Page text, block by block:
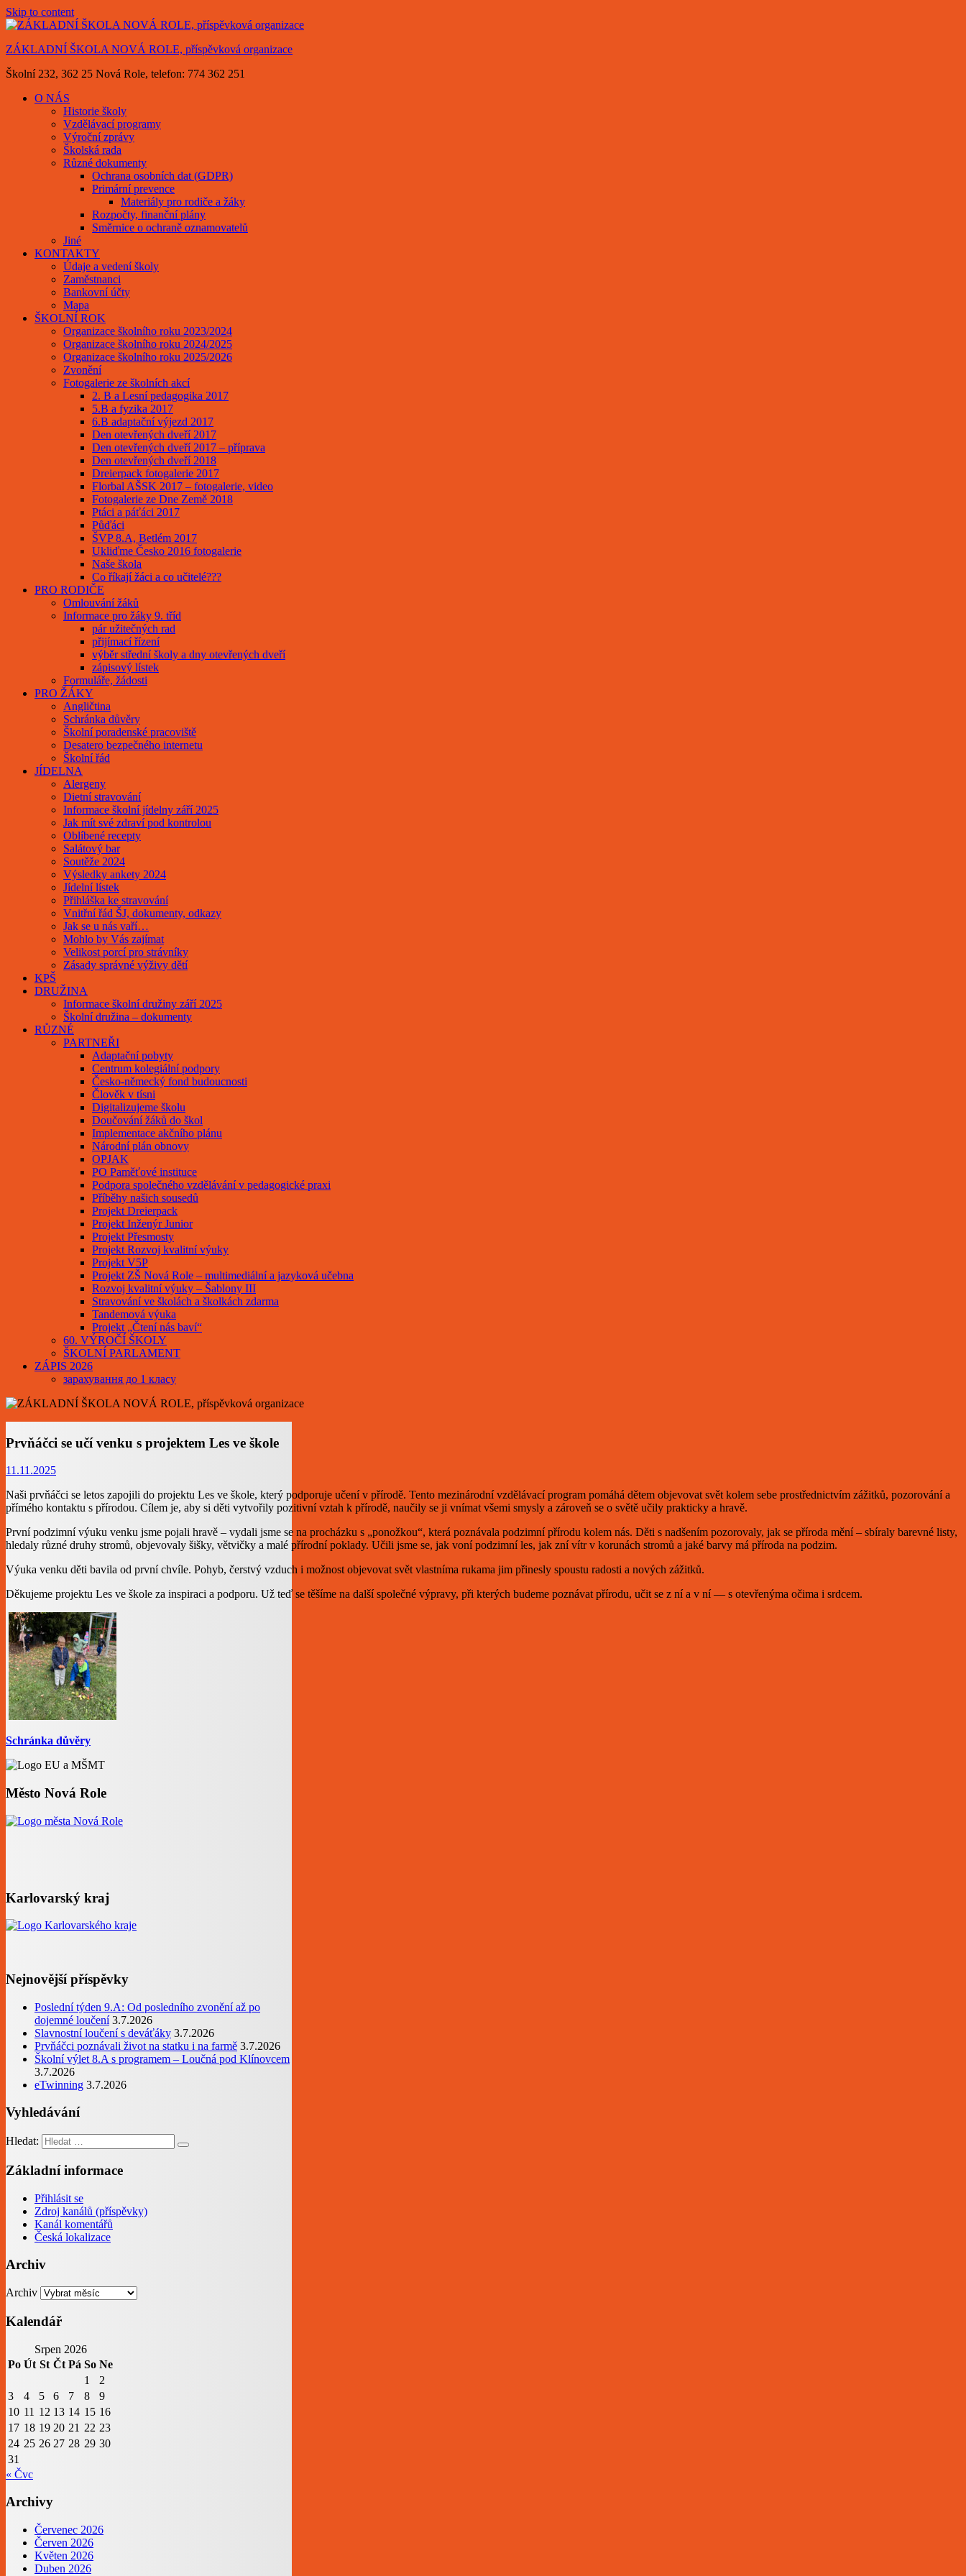
Skip to content
ZÁKLADNÍ ŠKOLA NOVÁ ROLE, příspěvková organizace
Školní 232, 362 25 Nová Role, telefon: 774 362 251
O NÁS
Historie školy
Vzdělávací programy
Výroční zprávy
Školská rada
Různé dokumenty
Ochrana osobních dat (GDPR)
Primární prevence
Materiály pro rodiče a žáky
Rozpočty, finanční plány
Směrnice o ochraně oznamovatelů
Jiné
KONTAKTY
Údaje a vedení školy
Zaměstnanci
Bankovní účty
Mapa
ŠKOLNÍ ROK
Organizace školního roku 2023/2024
Organizace školního roku 2024/2025
Organizace školního roku 2025/2026
Zvonění
Fotogalerie ze školních akcí
2. B a Lesní pedagogika 2017
5.B a fyzika 2017
6.B adaptační výjezd 2017
Den otevřených dveří 2017
Den otevřených dveří 2017 – příprava
Den otevřených dveří 2018
Dreierpack fotogalerie 2017
Florbal AŠSK 2017 – fotogalerie, video
Fotogalerie ze Dne Země 2018
Ptáci a páťáci 2017
Půďáci
ŠVP 8.A, Betlém 2017
Ukliďme Česko 2016 fotogalerie
Naše škola
Co říkají žáci a co učitelé???
PRO RODIČE
Omlouvání žáků
Informace pro žáky 9. tříd
pár užitečných rad
přijímací řízení
výběr střední školy a dny otevřených dveří
zápisový lístek
Formuláře, žádosti
PRO ŽÁKY
Angličtina
Schránka důvěry
Školní poradenské pracoviště
Desatero bezpečného internetu
Školní řád
JÍDELNA
Alergeny
Dietní stravování
Informace školní jídelny září 2025
Jak mít své zdraví pod kontrolou
Oblíbené recepty
Salátový bar
Soutěže 2024
Výsledky ankety 2024
Jídelní lístek
Přihláška ke stravování
Vnitřní řád ŠJ, dokumenty, odkazy
Jak se u nás vaří…
Mohlo by Vás zajímat
Velikost porcí pro strávníky
Zásady správné výživy dětí
KPŠ
DRUŽINA
Informace školní družiny září 2025
Školní družina – dokumenty
RŮZNÉ
PARTNEŘI
Adaptační pobyty
Centrum kolegiální podpory
Česko-německý fond budoucnosti
Člověk v tísni
Digitalizujeme školu
Doučování žáků do škol
Implementace akčního plánu
Národní plán obnovy
OPJAK
PO Paměťové instituce
Podpora společného vzdělávání v pedagogické praxi
Příběhy našich sousedů
Projekt Dreierpack
Projekt Inženýr Junior
Projekt Přesmosty
Projekt Rozvoj kvalitní výuky
Projekt V5P
Projekt ZŠ Nová Role – multimediální a jazyková učebna
Rozvoj kvalitní výuky – Šablony III
Stravování ve školách a školkách zdarma
Tandemová výuka
Projekt „Čtení nás baví“
60. VÝROČÍ ŠKOLY
ŠKOLNÍ PARLAMENT
ZÁPIS 2026
зарахування до 1 класу
Prvňáčci se učí venku s projektem Les ve škole
11.11.2025
Naši prvňáčci se letos zapojili do projektu Les ve škole, který podporuje učení v přírodě. Tento mezinárodní vzdělávací program pomáhá dětem objevovat svět kolem sebe prostřednictvím zážitků, pozorování a
přímého kontaktu s přírodou. Cílem je, aby si děti vytvořily pozitivní vztah k přírodě, naučily se ji vnímat všemi smysly a zároveň se o světě učily prakticky a hravě.
První podzimní výuku venku jsme pojali hravě – vydali jsme se na procházku s „ponožkou“, která poznávala podzimní přírodu kolem nás. Děti s nadšením pozorovaly, jak se příroda mění – sbíraly barevné listy,
hledaly různé druhy stromů, objevovaly šišky, větvičky a malé přírodní poklady. Učili jsme se, jak voní podzimní les, jak zní vítr v korunách stromů a jaké barvy má příroda na podzim.
Výuka venku děti bavila od první chvíle. Pohyb, čerstvý vzduch i možnost objevovat svět vlastníma rukama jim přinesly spoustu radosti a nových zážitků.
Děkujeme projektu Les ve škole za inspiraci a podporu. Už teď se těšíme na další společné výpravy, při kterých budeme poznávat přírodu, učit se z ní a v ní — s otevřenýma očima i srdcem.
Schránka důvěry
Město Nová Role
Karlovarský kraj
Nejnovější příspěvky
Poslední týden 9.A: Od posledního zvonění až po
dojemné loučení 3.7.2026
Slavnostní loučení s deváťáky 3.7.2026
Prvňáčci poznávali život na statku i na farmě 3.7.2026
Školní výlet 8.A s programem – Loučná pod Klínovcem
3.7.2026
eTwinning 3.7.2026
Vyhledávání
Hledat:
Základní informace
Přihlásit se
Zdroj kanálů (příspěvky)
Kanál komentářů
Česká lokalizace
Archiv
Archiv
Kalendář
Srpen 2026
Po Út St Čt Pá So Ne
1
2
3
4 5 6 7 8
9
10 11 12 13 14 15 16
17 18 19 20 21 22 23
24 25 26 27 28 29 30
31
« Čvc
Archivy
Červenec 2026
Červen 2026
Květen 2026
Duben 2026